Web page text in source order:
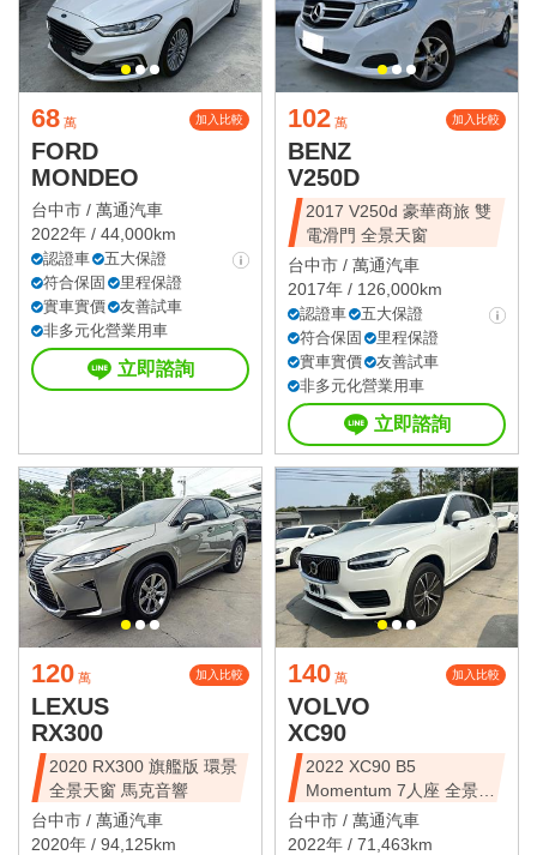
68 萬 加入比較
FORD
MONDEO
台中市 / 萬通汽車
2022年 / 44,000km
認證車
五大保證
符合保固
里程保證
實車實價
友善試車
非多元化營業用車
立即諮詢
102 萬 加入比較
BENZ
V250D
2017 V250d 豪華商旅 雙
電滑門 全景天窗
台中市 / 萬通汽車
2017年 / 126,000km
認證車
五大保證
符合保固
里程保證
實車實價
友善試車
非多元化營業用車
立即諮詢
120 萬 加入比較
LEXUS
RX300
2020 RX300 旗艦版 環景
全景天窗 馬克音響
台中市 / 萬通汽車
2020年 / 94,125km
140 萬 加入比較
VOLVO
XC90
2022 XC90 B5
Momentum 7人座 全景天
窗
台中市 / 萬通汽車
2022年 / 71,463km